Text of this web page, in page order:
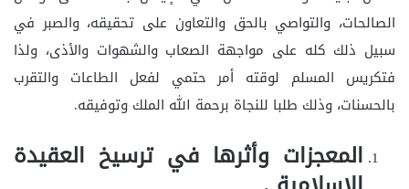
الصالحات، والتواصي بالحق والتعاون على تحقيقه، والصبر في
سبيل ذلك كله على مواجهة الصعاب والشهوات والأذى، ولذا
فتكريس المسلم لوقته أمر حتمي لفعل الطاعات والتقرب
بالحسنات، وذلك طلبا للنجاة برحمة الله الملك وتوفيقه.
المعجزات وأثرها في ترسيخ العقيدة